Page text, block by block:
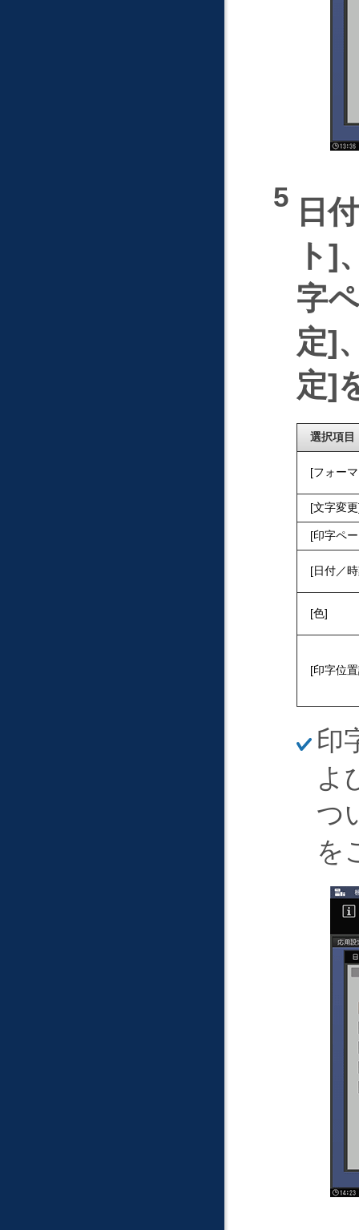
日
ト
字
定
定
選択項目
フォー
文字変更
印字ペ
日付／
色
印字位
ほ
そ
印
よ
つ
を